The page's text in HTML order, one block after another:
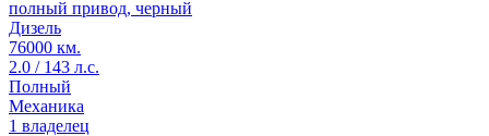
полный привод, черный
Дизель
76000 км.
2.0 / 143 л.с.
Полный
Механика
1 владелец